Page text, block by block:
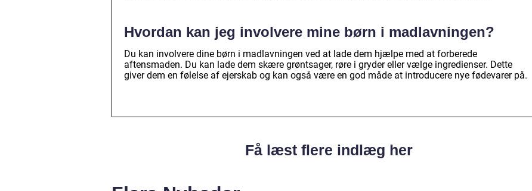
Hvordan kan jeg involvere mine børn i madlavningen?
Du kan involvere dine børn i madlavningen ved at lade dem hjælpe med at forberede
aftensmaden. Du kan lade dem skære grøntsager, røre i gryder eller vælge ingredienser. Dette
giver dem en følelse af ejerskab og kan også være en god måde at introducere nye fødevarer på.
Få læst flere indlæg her